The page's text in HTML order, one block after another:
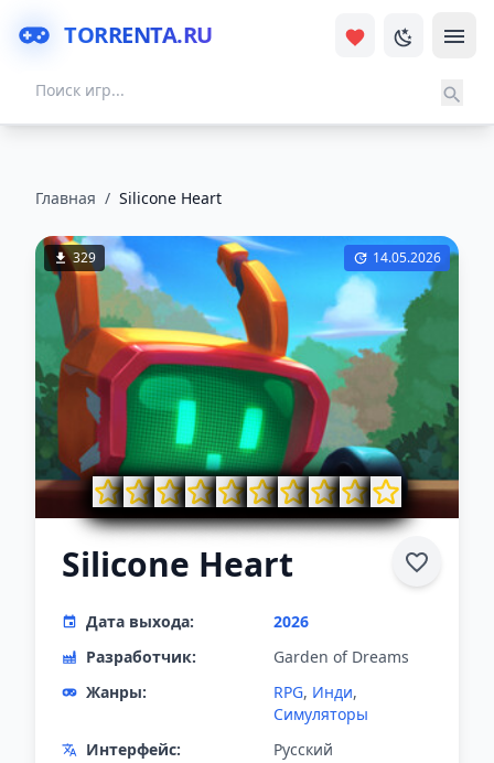
TORRENTA.RU
Главная / Silicone Heart
329 14.05.2026
Silicone Heart
Дата выхода:
2026
Разработчик:
Garden of Dreams
Жанры:
RPG, Инди,
Симуляторы
Интерфейс:
Русский